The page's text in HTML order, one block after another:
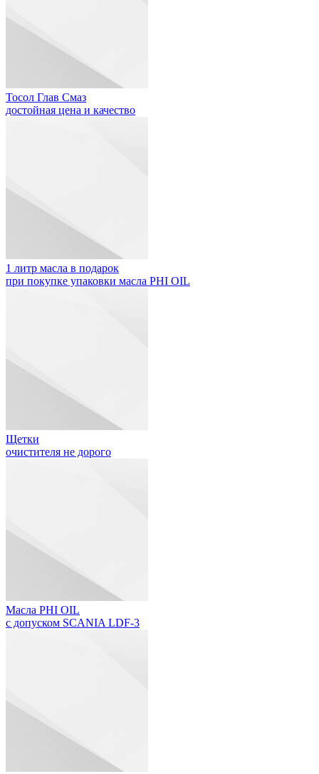
Тосол Глав Смаз
достойная цена и качество
1 литр масла в подарок
при покупке упаковки масла PHI OIL
Щетки
очистителя не дорого
Масла PHI OIL
с допуском SCANIA LDF-3